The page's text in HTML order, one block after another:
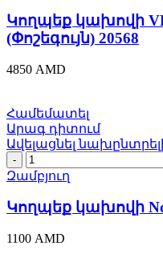
Կողպեք կախովի
(Փոշեգույն) 20568
4850 AMD
Համեմատել
Արագ դիտում
Ավելացնել
Կողպեք
կախովի
Nora-
m
ЗН-212дд-40մմ
12974
quantity
Զամբյուղ
Կողպեք կախովի
1100 AMD